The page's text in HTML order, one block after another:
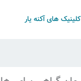
کلینیک های آکنه یار